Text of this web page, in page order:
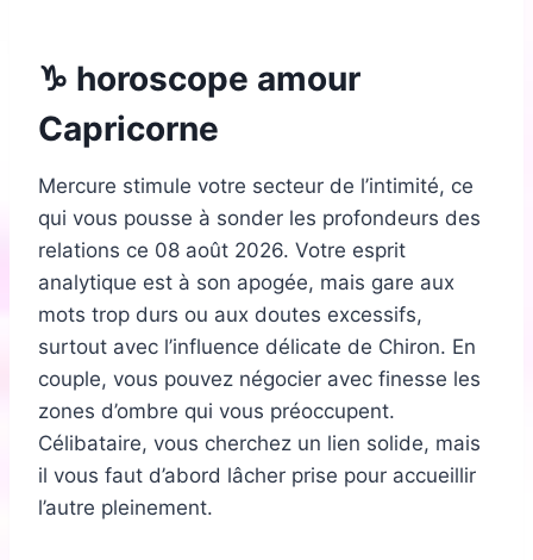
♑ horoscope amour
Capricorne
Mercure stimule votre secteur de l’intimité, ce
qui vous pousse à sonder les profondeurs des
relations ce 08 août 2026. Votre esprit
analytique est à son apogée, mais gare aux
mots trop durs ou aux doutes excessifs,
surtout avec l’influence délicate de Chiron. En
couple, vous pouvez négocier avec finesse les
zones d’ombre qui vous préoccupent.
Célibataire, vous cherchez un lien solide, mais
il vous faut d’abord lâcher prise pour accueillir
l’autre pleinement.